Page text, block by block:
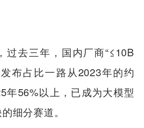
过去三年，国内厂商“≤10B
布占比一路从2023年的约
年56%以上，已成为大模型
细分赛道。